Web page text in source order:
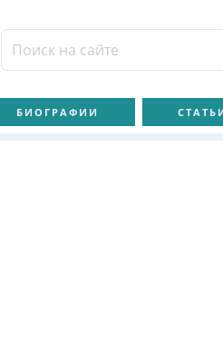
БИОГРАФИИ